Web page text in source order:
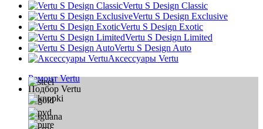
Vertu S Design Classic
Vertu S Design Exclusive
Vertu S Design Exotic
Vertu S Design Limited
Vertu S Design Auto
Аксессуары Vertu
Ремонт Vertu
Подбор Vertu